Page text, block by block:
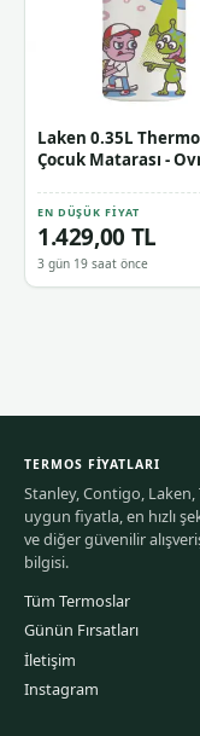
Laken 0.35L
Çocuk Matarası -
EN DÜŞÜK FIYAT
1.429,00 TL
3 gün 19 saat önce
TERMOS FIYATLARI
Stanley, Contigo,
uygun fiyatla, en hızlı
ve diğer güvenilir
bilgisi.
Tüm Termoslar
Günün Fırsatları
İletişim
Instagram